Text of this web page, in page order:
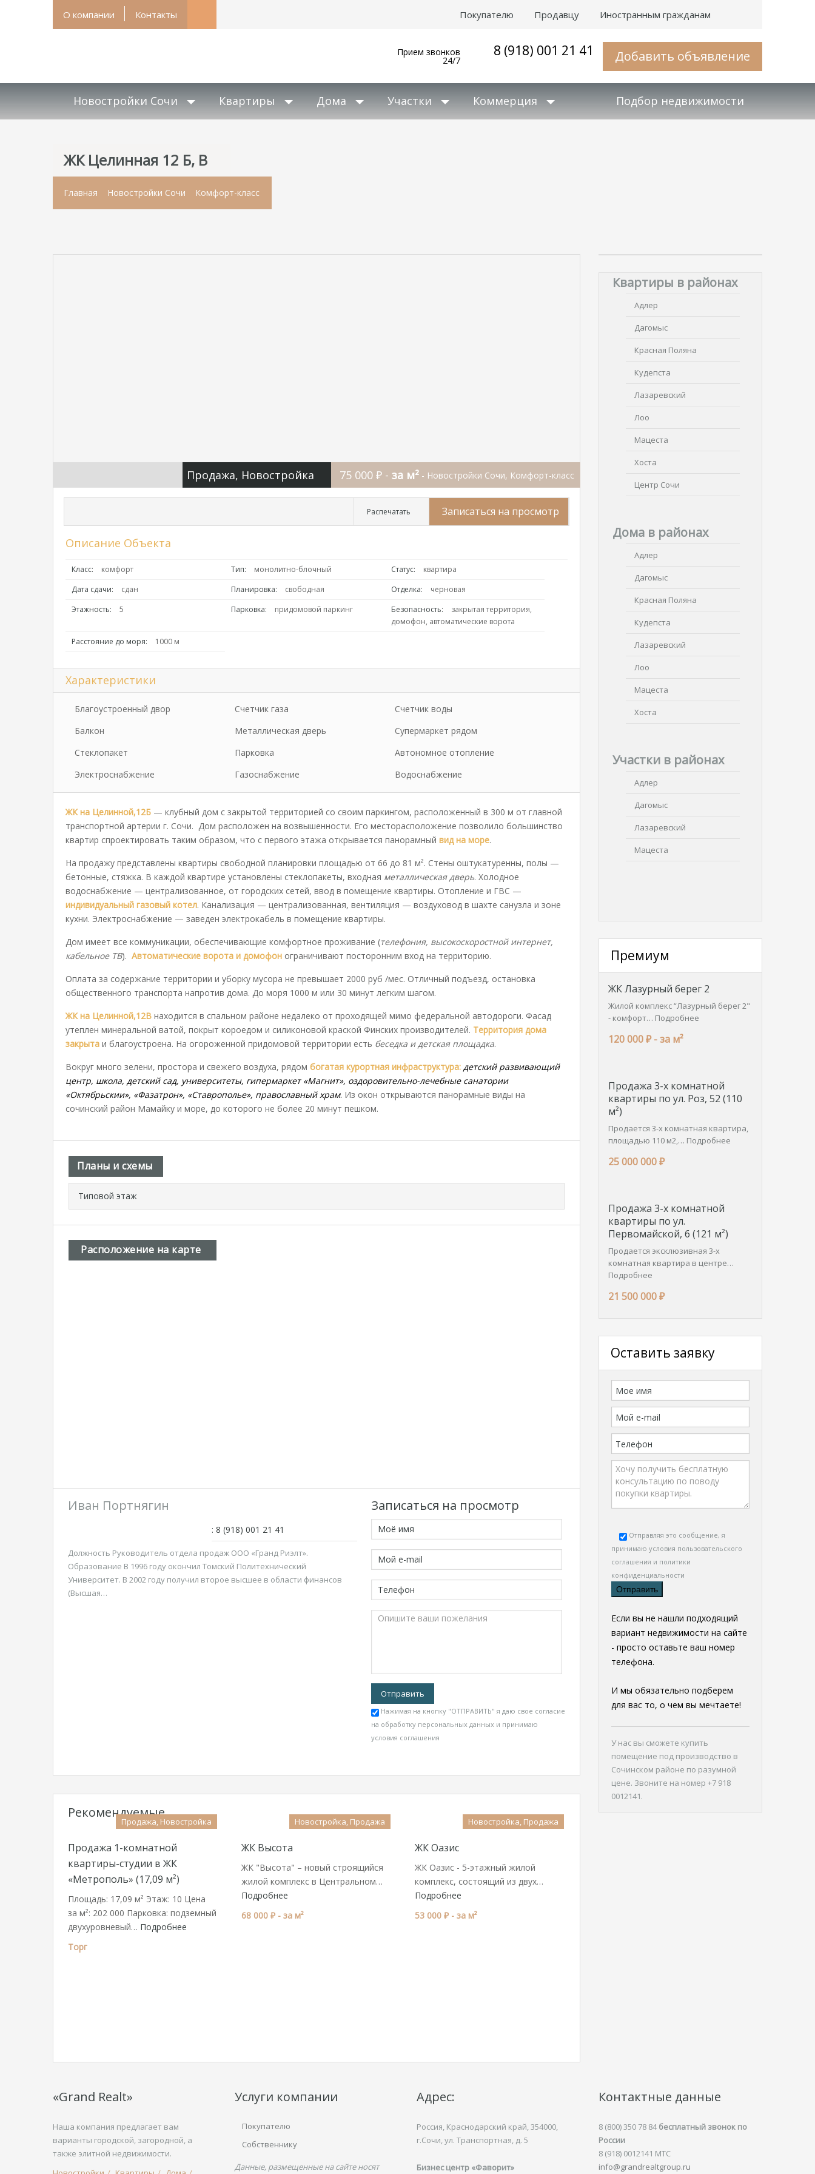
О компании Контакты Покупателю Продавцу Иностранным гражданам
Прием звонков
24/7
8 (918) 001 21 41 Добавить объявление
Новостройки Сочи Квартиры Дома Участки Коммерция Подбор недвижимости
ЖК Целинная 12 Б, В
Главная Новостройки Сочи Комфорт-класс
Продажа, Новостройка 75 000 ₽ - за м² - Новостройки Сочи, Комфорт-класс
Записаться на просмотр
Распечатать
Описание Объекта
Класс: комфорт Тип: монолитно-блочный Статус:
квартира
Дата сдачи:
сдан Планировка: свободная Отделка:
черновая
Этажность:
5 Парковка: придомовой паркинг Безопасность:
закрытая территория,
домофон, автоматические ворота
Расстояние до моря:
1000 м
Характеристики
Благоустроенный двор Счетчик газа
Счетчик воды
Балкон
Металлическая дверь
Супермаркет рядом
Стеклопакет
Парковка
Автономное отопление
Электроснабжение
Газоснабжение Водоснабжение
ЖК на Целинной,12Б — клубный дом с закрытой территорией со своим паркингом, расположенный в 300 м от главной
транспортной артерии г. Сочи. Дом расположен на возвышенности. Его месторасположение позволило большинство
квартир спроектировать таким образом, что с первого этажа открывается панорамный вид на море.
На продажу представлены квартиры свободной планировки площадью от 66 до 81 м². Стены оштукатуренны, полы —
бетонные, стяжка. В каждой квартире установлены стеклопакеты, входная металлическая дверь. Холодное
водоснабжение — централизованное, от городских сетей, ввод в помещение квартиры. Отопление и ГВС —
индивидуальный газовый котел. Канализация — централизованная, вентиляция — воздуховод в шахте санузла и зоне
кухни. Электроснабжение — заведен электрокабель в помещение квартиры.
Дом имеет все коммуникации, обеспечивающие комфортное проживание (телефония, высокоскоростной интернет,
кабельное ТВ). Автоматические ворота и домофон ограничивают посторонним вход на территорию.
Оплата за содержание территории и уборку мусора не превышает 2000 руб /мес. Отличный подъезд, остановка
общественного транспорта напротив дома. До моря 1000 м или 30 минут легким шагом.
ЖК на Целинной,12В находится в спальном районе недалеко от проходящей мимо федеральной автодороги. Фасад
утеплен минеральной ватой, покрыт короедом и силиконовой краской Финских производителей. Территория дома
закрыта и благоустроена. На огороженной придомовой территории есть беседка и детская площадка.
Вокруг много зелени, простора и свежего воздуха, рядом богатая курортная инфраструктура: детский развивающий
центр, школа, детский сад, университеты, гипермаркет «Магнит», оздоровительно-лечебные санатории
«Октябрьскии», «Фазатрон», «Ставрополье», православный храм. Из окон открываются панорамные виды на
сочинский район Мамайку и море, до которого не более 20 минут пешком.
Планы и схемы
Типовой этаж
Расположение на карте
Иван Портнягин
: 8 (918) 001 21 41
Должность Руководитель отдела продаж ООО «Гранд Риэлт».
Образование В 1996 году окончил Томский Политехнический
Университет. В 2002 году получил второе высшее в области финансов
(Высшая…
Записаться на просмотр
Нажимая на кнопку "ОТПРАВИТЬ" я даю свое согласие
на обработку персональных данных и принимаю
условия соглашения
Рекомендуемые
Продажа, Новостройка
Продажа 1-комнатной
квартиры-студии в ЖК
«Метрополь» (17,09 м²)
Площадь: 17,09 м² Этаж: 10 Цена
за м²: 202 000 Парковка: подземный
двухуровневый… Подробнее
Торг
Новостройка, Продажа
ЖК Высота
ЖК "Высота" – новый строящийся
жилой комплекс в Центральном…
Подробнее
68 000 ₽ - за м²
Новостройка, Продажа
ЖК Оазис
ЖК Оазис - 5-этажный жилой
комплекс, состоящий из двух…
Подробнее
53 000 ₽ - за м²
Квартиры в районах
Адлер
Дагомыс
Красная Поляна
Кудепста
Лазаревский
Лоо
Мацеста
Хоста
Центр Сочи
Дома в районах
Адлер
Дагомыс
Красная Поляна
Кудепста
Лазаревский
Лоо
Мацеста
Хоста
Участки в районах
Адлер
Дагомыс
Лазаревский
Мацеста
Премиум
ЖК Лазурный берег 2
Жилой комплекс “Лазурный берег 2"
- комфорт… Подробнее
120 000 ₽ -за м²
Продажа 3-х комнатной
квартиры по ул. Роз, 52 (110
м²)
Продается 3-х комнатная квартира,
площадью 110 м2,… Подробнее
25 000 000 ₽
Продажа 3-х комнатной
квартиры по ул.
Первомайской, 6 (121 м²)
Продается эксклюзивная 3-х
комнатная квартира в центре…
Подробнее
21 500 000 ₽
Оставить заявку
Отправляя это сообщение, я
принимаю условия пользовательского
соглашения и политики
конфиденциальности
Если вы не нашли подходящий
вариант недвижимости на сайте
- просто оставьте ваш номер
телефона.
И мы обязательно подберем
для вас то, о чем вы мечтаете!
У нас вы сможете купить
помещение под производство в
Сочинском районе по разумной
цене. Звоните на номер +7 918
0012141.
«Grand Realt»
Наша компания предлагает вам
варианты городской, загородной, а
также элитной недвижимости.
Услуги компании
Покупателю
Собственнику
Данные, размещенные на сайте носят
Адрес:
Россия, Краснодарский край,354000,
г.Сочи, ул. Транспортная, д. 5
Бизнес центр «Фаворит»
Контактные данные
8 (800) 350 78 84бесплатный звонок по
России
8 (918) 0012141 MTC
info@grandrealtgroup.ru